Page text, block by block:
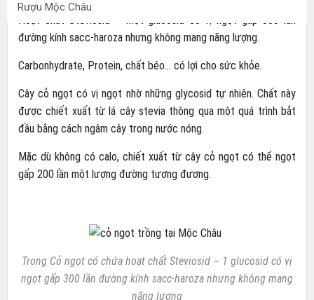
Rượu Mộc Châu
Hoạt chất Steviosid – một glucosid có vị ngọt gấp 300 lần
đường kính sacc-haroza nhưng không mang năng lượng.
Carbonhydrate, Protein, chất béo… có lợi cho sức khỏe.
Cây cỏ ngọt có vị ngọt nhờ những glycosid tự nhiên. Chất này
được chiết xuất từ ​​lá cây stevia thông qua một quá trình bắt
đầu bằng cách ngâm cây trong nước nóng.
Mặc dù không có calo, chiết xuất từ cây cỏ ngọt có thể ngọt
gấp 200 lần một lượng đường tương đương.
Trong Cỏ ngọt có chứa hoạt chất Steviosid – 1 glucosid có vị
ngọt gấp 300 lần đường kính sacc-haroza nhưng không mang
năng lượng